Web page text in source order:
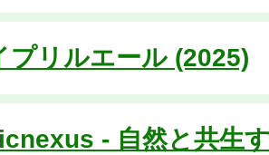
プリルエール (2025)
- 自然と共生